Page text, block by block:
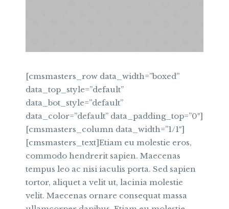
[cmsmasters_row data_width=”boxed”
data_top_style=”default”
data_bot_style=”default”
data_color=”default” data_padding_top=”0″]
[cmsmasters_column data_width=”1/1″]
[cmsmasters_text]Etiam eu molestie eros,
commodo hendrerit sapien. Maecenas
tempus leo ac nisi iaculis porta. Sed sapien
tortor, aliquet a velit ut, lacinia molestie
velit. Maecenas ornare consequat massa